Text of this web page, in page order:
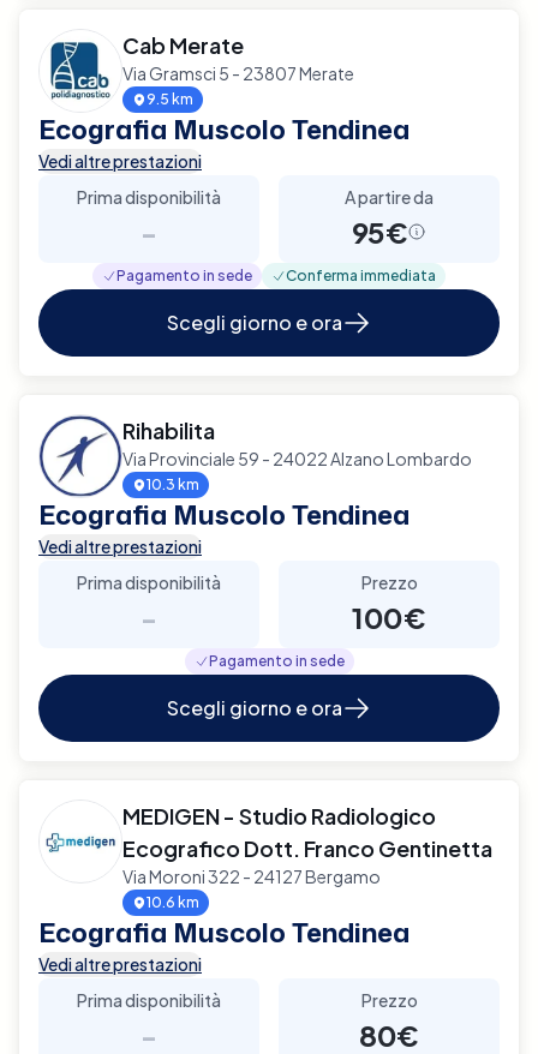
Cab Merate
Via Gramsci 5 - 23807 Merate
9.5 km
Ecografia Muscolo Tendinea
Vedi altre prestazioni
Prima disponibilità
-
A partire da
95€
Pagamento in sede Conferma immediata
Scegli giorno e ora
Rihabilita
Via Provinciale 59 - 24022 Alzano Lombardo
10.3 km
Ecografia Muscolo Tendinea
Vedi altre prestazioni
Prima disponibilità
-
Prezzo
100€
Pagamento in sede
Scegli giorno e ora
MEDIGEN - Studio Radiologico
Ecografico Dott. Franco Gentinetta
Via Moroni 322 - 24127 Bergamo
10.6 km
Ecografia Muscolo Tendinea
Vedi altre prestazioni
Prima disponibilità
-
Prezzo
80€